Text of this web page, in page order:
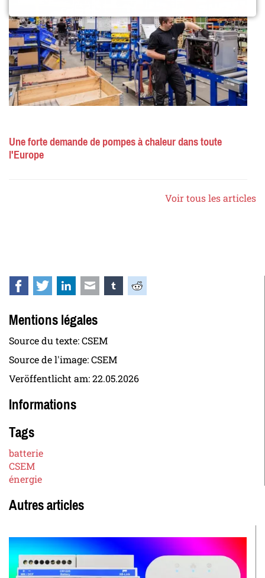
Une forte demande de pompes à chaleur dans toute
l'Europe
Voir tous les articles
Facebook
TwitterLinkedInE-mail tumblrReddit
Mentions légales
Source du texte: CSEM
Source de l'image: CSEM
Veröffentlicht am:22.05.2026
Informations
Tags
batterie
CSEM
énergie
Autres articles